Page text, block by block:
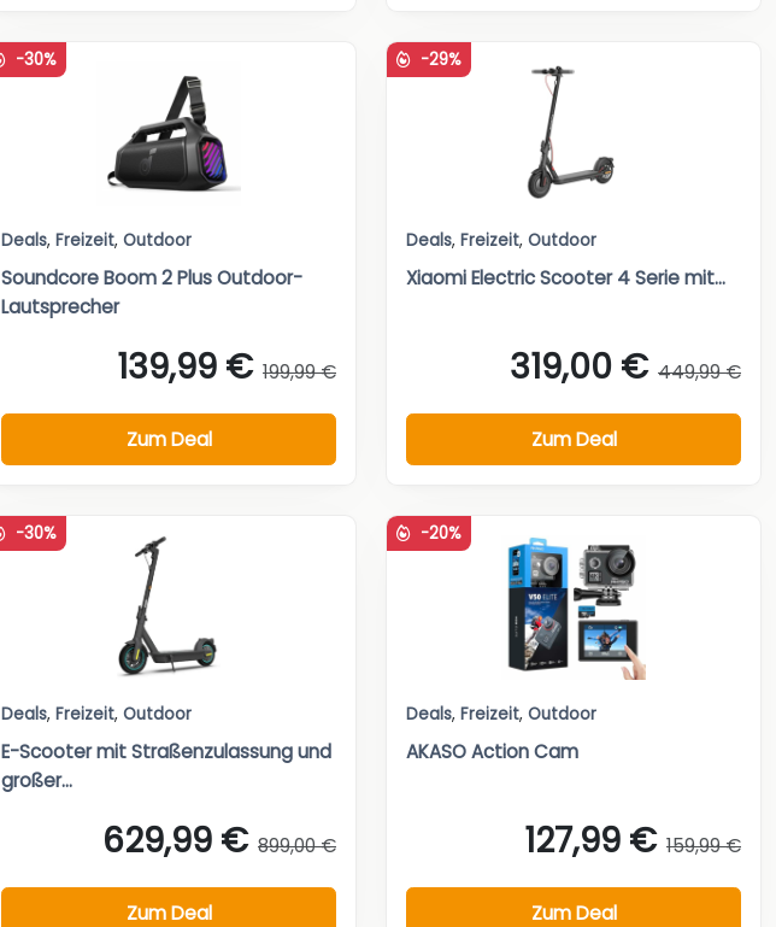
-30%
Deals, Freizeit, Outdoor
Soundcore Boom 2 Plus Outdoor-
Lautsprecher
139,99 € 199,99 €
Zum Deal
-29%
Deals, Freizeit, Outdoor
Xiaomi Electric Scooter 4 Serie mit...
319,00 € 449,99 €
Zum Deal
-30%
Deals, Freizeit, Outdoor
E-Scooter mit Straßenzulassung und
großer...
629,99 € 899,00 €
Zum Deal
-20%
Deals, Freizeit, Outdoor
AKASO Action Cam
127,99 € 159,99 €
Zum Deal